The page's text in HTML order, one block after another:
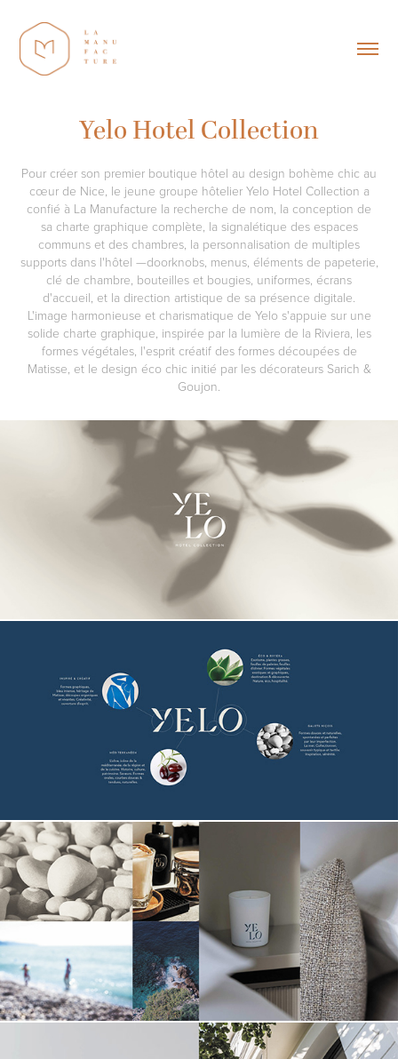
Yelo Hotel Collection
Pour créer son premier boutique hôtel au design bohème chic au
cœur de Nice, le jeune groupe hôtelier Yelo Hotel Collection a
confié à La Manufacture la recherche de nom, la conception de
sa charte graphique complète, la signalétique des espaces
communs et des chambres, la personnalisation de multiples
supports dans l'hôtel —doorknobs, menus, éléments de papeterie,
clé de chambre, bouteilles et bougies, uniformes, écrans
d'accueil, et la direction artistique de sa présence digitale.
L'image harmonieuse et charismatique de Yelo s'appuie sur une
solide charte graphique, inspirée par la lumière de la Riviera, les
formes végétales, l'esprit créatif des formes découpées de
Matisse, et le design éco chic initié par les décorateurs Sarich &
Goujon.